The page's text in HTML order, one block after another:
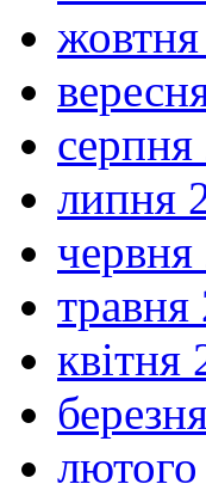
липня
квітня